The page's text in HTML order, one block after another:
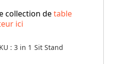
collection detable
ici
:3 in 1 Sit Stand